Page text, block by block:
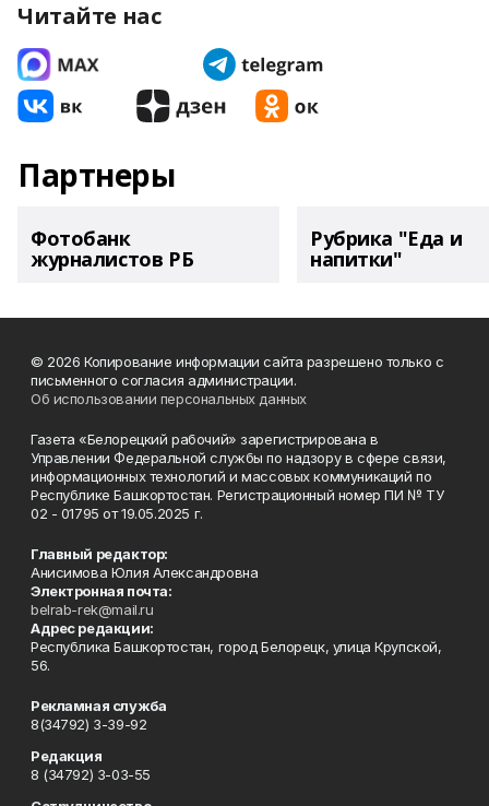
Читайте нас
Партнеры
Фотобанк
журналистов РБ
Рубрика "Еда и
напитки"
© 2026 Копирование информации сайта разрешено только с
письменного согласия администрации.
Об использовании персональных данных
Газета «Белорецкий рабочий» зарегистрирована в
Управлении Федеральной службы по надзору в сфере связи,
информационных технологий и массовых коммуникаций по
Республике Башкортостан. Регистрационный номер ПИ № ТУ
02 - 01795 от 19.05.2025 г.
Главный редактор:
Анисимова Юлия Александровна
Электронная почта:
belrab-rek@mail.ru
Адрес редакции:
Республика Башкортостан, город Белорецк, улица Крупской,
56.
Рекламная служба
8(34792) 3-39-92
Редакция
8 (34792) 3-03-55